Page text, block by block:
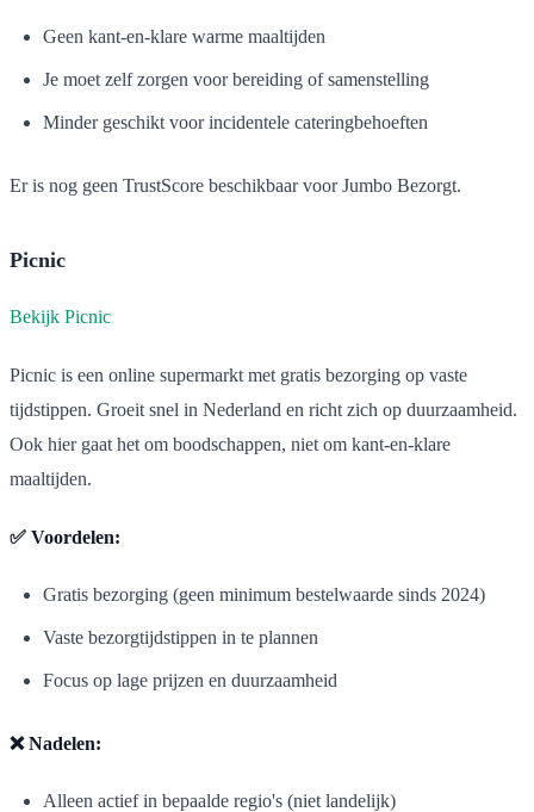
Geen kant-en-klare warme maaltijden
Je moet zelf zorgen voor bereiding of samenstelling
Minder geschikt voor incidentele cateringbehoeften
Er is nog geen TrustScore beschikbaar voor Jumbo Bezorgt.
Picnic
Bekijk Picnic
Picnic is een online supermarkt met gratis bezorging op vaste
tijdstippen. Groeit snel in Nederland en richt zich op duurzaamheid.
Ook hier gaat het om boodschappen, niet om kant-en-klare
maaltijden.
✅ Voordelen:
Gratis bezorging (geen minimum bestelwaarde sinds 2024)
Vaste bezorgtijdstippen in te plannen
Focus op lage prijzen en duurzaamheid
❌ Nadelen:
Alleen actief in bepaalde regio's (niet landelijk)